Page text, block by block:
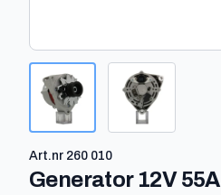
Art.nr 260 010
Generator 12V 55A-